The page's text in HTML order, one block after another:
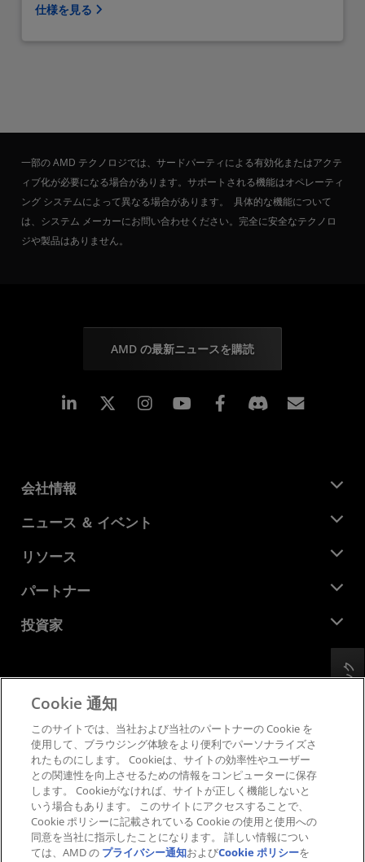
仕様を見る
一部の AMD テクノロジでは、サードパーティによる有効化またはアクテ
ィブ化が必要になる場合があります。サポートされる機能はオペレーティ
ング システムによって異なる場合があります。 具体的な機能について
は、システム メーカーにお問い合わせください。完全に安全なテクノロ
ジや製品はありません。
AMD の最新ニュースを購読
Linkedin Instagram Facebook
会社情報
AMD について
企業責任
お問い合わせ
ニュース ＆ イベント
ニュースルーム
メディア ライブラリ
リソース
デベロッパー セントラル
ケース スタディ
パートナー
AMD パートナー ハブ
投資家
財務情報
取締役会
ガバナンス報告書
SEC 提出書類
プライバシー
商標
サプライ チェーンの透明性
公正でオープンな競争
英国税務戦略
Cookie ポリシー
Cookie の設定
フィードバック
Cookie 通知
このサイトでは、当社および当社のパートナーの Cookie を
使用して、ブラウジング体験をより便利でパーソナライズさ
れたものにします。 Cookieは、サイトの効率性やユーザー
との関連性を向上させるための情報をコンピューターに保存
します。 Cookieがなければ、サイトが正しく機能しないと
いう場合もあります。 このサイトにアクセスすることで、
Cookie ポリシーに記載されている Cookie の使用と使用への
同意を当社に指示したことになります。 詳しい情報につい
ては、AMD の プライバシー通知およびCookie ポリシーを